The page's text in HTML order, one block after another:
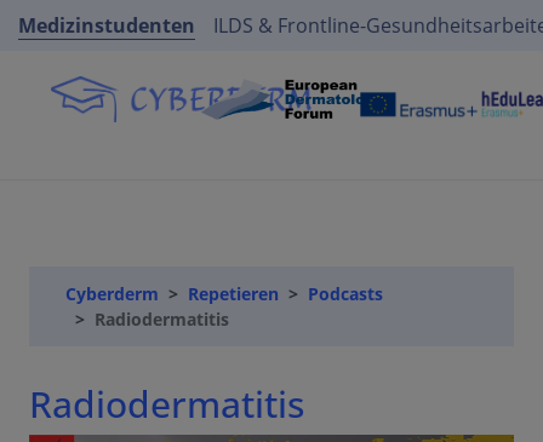
Medizinstudenten ILDS & Frontline-
Cyberderm Repetieren
Podcasts
Radiodermatitis
Radiodermatitis